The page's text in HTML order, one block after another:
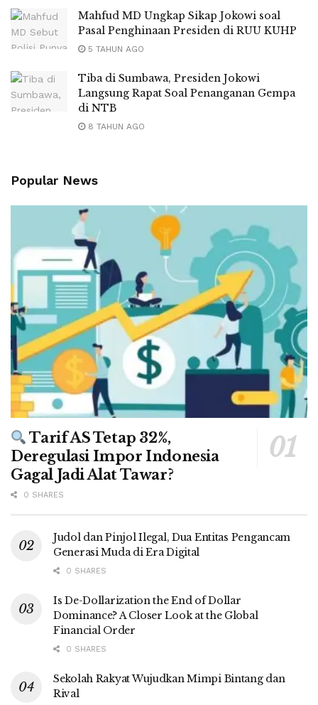
Mahfud MD Ungkap Sikap Jokowi soal
Pasal Penghinaan Presiden di RUU KUHP
5 TAHUN AGO
Tiba di Sumbawa, Presiden Jokowi
Langsung Rapat Soal Penanganan Gempa
di NTB
8 TAHUN AGO
Popular News
Tarif AS Tetap 32%,
Deregulasi Impor Indonesia
Gagal Jadi Alat Tawar?
0 SHARES
Judol dan Pinjol Ilegal, Dua Entitas Pengancam
Generasi Muda di Era Digital
0 SHARES
Is De-Dollarization the End of Dollar
Dominance? A Closer Look at the Global
Financial Order
0 SHARES
Sekolah Rakyat Wujudkan Mimpi Bintang dan
Rival